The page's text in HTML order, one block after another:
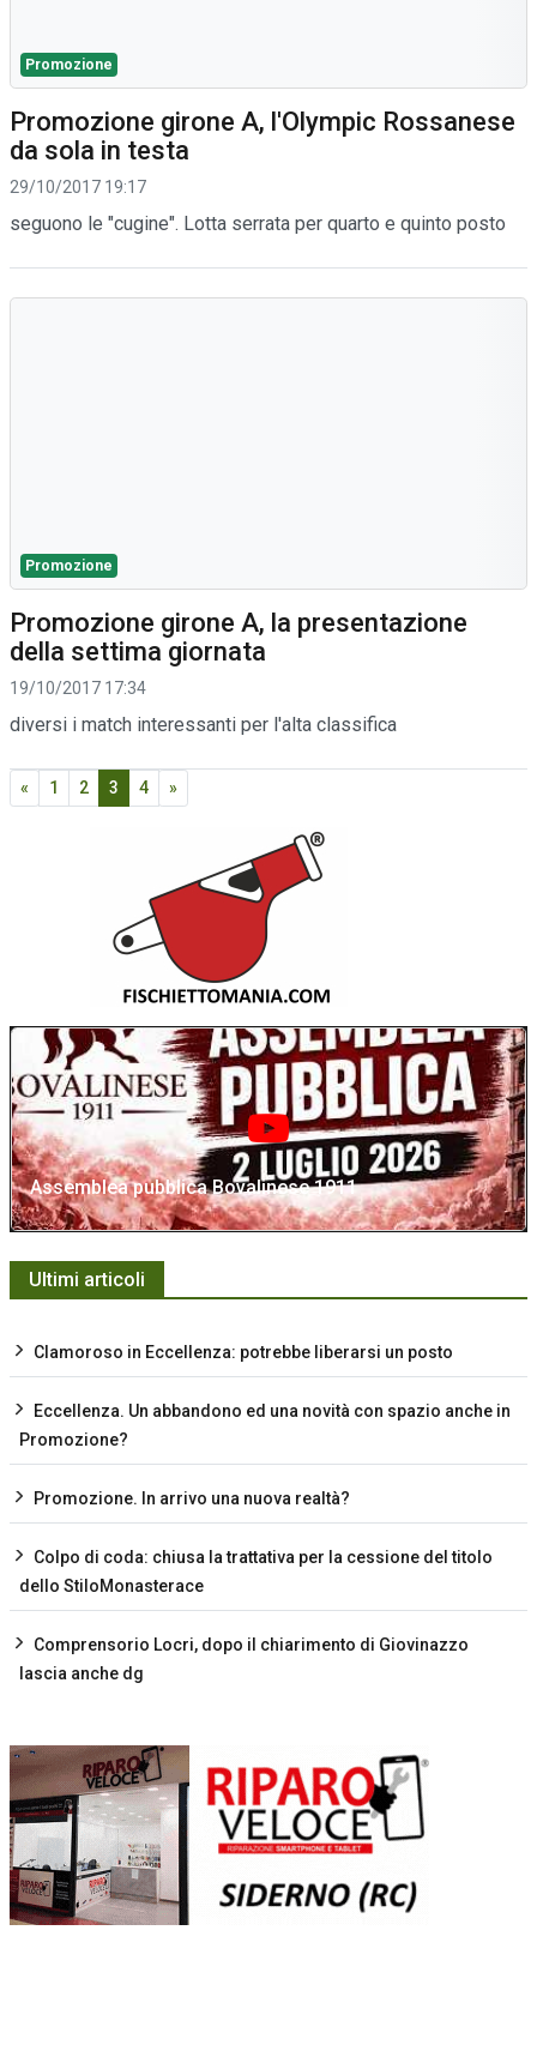
Promozione
Promozione girone A, l'Olympic Rossanese
da sola in testa
29/10/2017 19:17
seguono le "cugine". Lotta serrata per quarto e quinto posto
Promozione
Promozione girone A, la presentazione
della settima giornata
19/10/2017 17:34
diversi i match interessanti per l'alta classifica
« 1 2 3 4 »
Assemblea pubblica Bovalinese 1911
Ultimi articoli
Clamoroso in Eccellenza: potrebbe liberarsi un posto
Eccellenza. Un abbandono ed una novità con spazio anche in
Promozione?
Promozione. In arrivo una nuova realtà?
Colpo di coda: chiusa la trattativa per la cessione del titolo
dello StiloMonasterace
Comprensorio Locri, dopo il chiarimento di Giovinazzo
lascia anche dg